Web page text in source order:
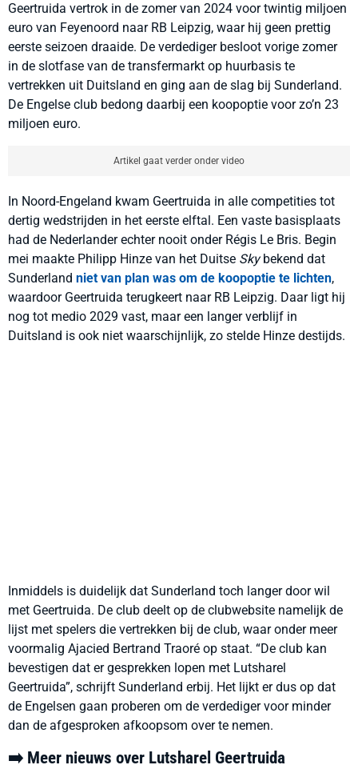
Geertruida vertrok in de zomer van 2024 voor twintig miljoen
euro van Feyenoord naar RB Leipzig, waar hij geen prettig
eerste seizoen draaide. De verdediger besloot vorige zomer
in de slotfase van de transfermarkt op huurbasis te
vertrekken uit Duitsland en ging aan de slag bij Sunderland.
De Engelse club bedong daarbij een koopoptie voor zo’n 23
miljoen euro.
Artikel gaat verder onder video
In Noord-Engeland kwam Geertruida in alle competities tot
dertig wedstrijden in het eerste elftal. Een vaste basisplaats
had de Nederlander echter nooit onder Régis Le Bris. Begin
mei maakte Philipp Hinze van het Duitse Skybekend dat
Sunderland niet van plan was om de koopoptie te lichten,
waardoor Geertruida terugkeert naar RB Leipzig. Daar ligt hij
nog tot medio 2029 vast, maar een langer verblijf in
Duitsland is ook niet waarschijnlijk, zo stelde Hinze destijds.
Inmiddels is duidelijk dat Sunderland toch langer door wil
met Geertruida. De club deelt op de clubwebsite namelijk de
lijst met spelers die vertrekken bij de club, waar onder meer
voormalig Ajacied Bertrand Traoré op staat. “De club kan
bevestigen dat er gesprekken lopen met Lutsharel
Geertruida”, schrijft Sunderland erbij. Het lijkt er dus op dat
de Engelsen gaan proberen om de verdediger voor minder
dan de afgesproken afkoopsom over te nemen.
➡️ Meer nieuws over Lutsharel Geertruida